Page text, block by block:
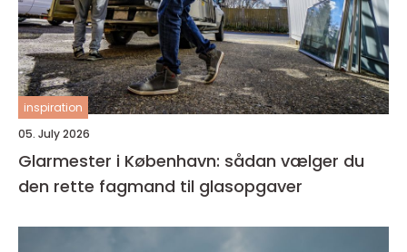
inspiration
05. July 2026
Glarmester i København: sådan vælger du
den rette fagmand til glasopgaver